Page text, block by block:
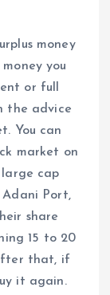
money
you
or full
the advice
You can
market on
large cap
Adani Port,
share
15 to 20
that, if
it again.